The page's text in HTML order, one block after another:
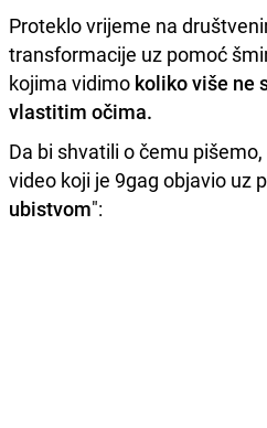
Proteklo vrijeme na
transformacije uz pomoć
kojima vidimo koliko više ne
vlastitim očima.
Da bi shvatili o čemu
video koji je 9gag objavio uz
ubistvom":